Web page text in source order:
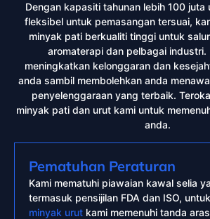
Dengan kapasiti tahunan lebih 100 juta
fleksibel untuk pemasangan tersuai,
minyak pati berkualiti tinggi untuk
aromaterapi dan pelbagai industri.
meningkatkan kelonggaran dan
anda sambil membolehkan anda
penyelenggaraan yang terbaik.
minyak pati dan urut kami untuk
anda.
Pematuhan Peraturan
Kami mematuhi piawaian kawal selia
termasuk pensijilan FDA dan ISO,
minyak urut kami memenuhi tanda